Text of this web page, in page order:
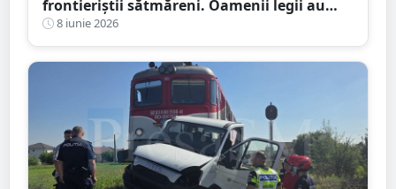
frontieriștii sătmăreni. Oamenii legii au
prins și un tânăr urmărit pentru furt
8 iunie 2026